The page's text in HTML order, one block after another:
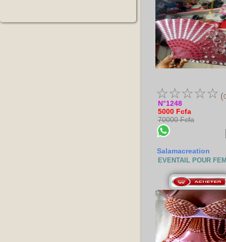
☆☆☆☆☆ (
N°1248
5000 Fcfa
70000 Fcfa
Salamacreation
EVENTAIL POUR